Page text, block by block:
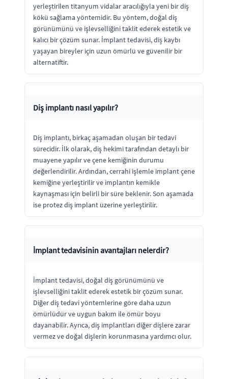
yerleştirilen titanyum vidalar aracılığıyla yeni bir diş
kökü sağlama yöntemidir. Bu yöntem, doğal diş
görünümünü ve işlevselliğini taklit ederek estetik ve
kalıcı bir çözüm sunar. İmplant tedavisi, diş kaybı
yaşayan bireyler için uzun ömürlü ve güvenilir bir
alternatiftir.
Diş implantı nasıl yapılır?
Diş implantı, birkaç aşamadan oluşan bir tedavi
sürecidir. İlk olarak, diş hekimi tarafından detaylı bir
muayene yapılır ve çene kemiğinin durumu
değerlendirilir. Ardından, cerrahi işlemle implant çene
kemiğine yerleştirilir ve implantın kemikle
kaynaşması için belirli bir süre beklenir. Son aşamada
ise protez diş implant üzerine yerleştirilir.
İmplant tedavisinin avantajları nelerdir?
İmplant tedavisi, doğal diş görünümünü ve
işlevselliğini taklit ederek estetik bir çözüm sunar.
Diğer diş tedavi yöntemlerine göre daha uzun
ömürlüdür ve uygun bakım ile ömür boyu
dayanabilir. Ayrıca, diş implantları diğer dişlere zarar
vermez ve doğal dişlerin korunmasına yardımcı olur.